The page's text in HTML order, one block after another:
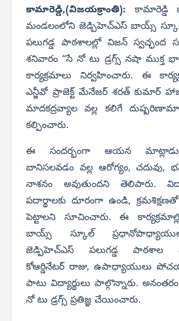
కామారెడ్డి,(విజయక్రాంతి): కామారెడ్డి
మండలంలోని జెడ్పిహెచ్‌ఎస్ బాయ్స్
పలుగడ్డ పాఠశాలల్లో విజన్ స్వచ్ఛంద
శనివారం “సే నో టు డ్రగ్స్ నషా ముక్త
కార్యక్రమాలు నిర్వహించారు. ఈ
ఎన్జీవో ప్రాజెక్ట్ మేనేజర్ శరత్ కుమార్
మాదకద్రవ్యాల వల్ల కలిగే
కల్పించారు.
ఈ సందర్భంగా ఆయన
బానిసలవడం వల్ల ఆరోగ్యం, చదువు,
నాశనం అవుతుందని తెలిపారు.
పదార్థాలకు దూరంగా ఉండి, క్రమశిక్షణతో
పెట్టాలని సూచించారు. ఈ
బాయ్స్ స్కూల్
జెడ్పిహెచ్‌ఎస్ పలుగడ్డ పాఠశాల
కోఆర్డినేటర్ రాజు, ఉపాధ్యాయులు
పాటు విద్యార్థులు పాల్గొన్నారు.
నో టు డ్రగ్స్ ప్రతిజ్ఞ చేయించారు.